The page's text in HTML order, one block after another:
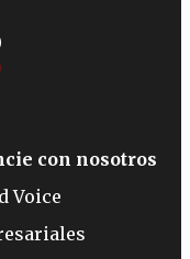
con nosotros
Voice